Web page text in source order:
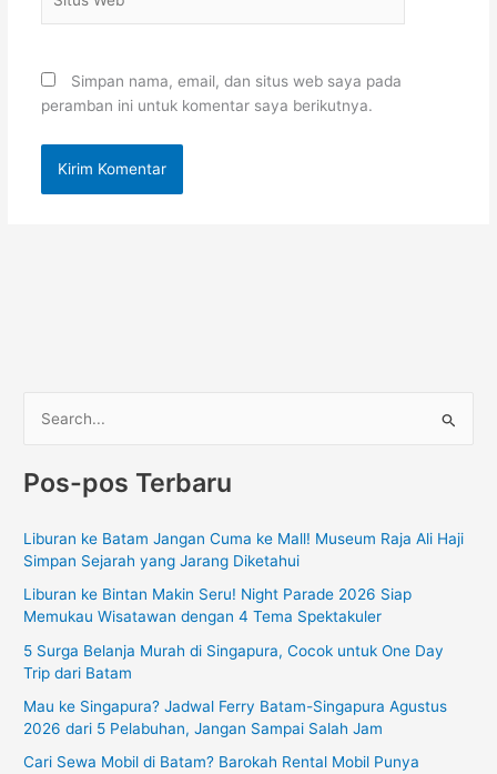
Web
Simpan nama, email, dan situs web saya pada
peramban ini untuk komentar saya berikutnya.
r
u
n
t
Pos-pos Terbaru
Liburan ke Batam Jangan Cuma ke Mall! Museum Raja Ali Haji
Simpan Sejarah yang Jarang Diketahui
Liburan ke Bintan Makin Seru! Night Parade 2026 Siap
Memukau Wisatawan dengan 4 Tema Spektakuler
5 Surga Belanja Murah di Singapura, Cocok untuk One Day
Trip dari Batam
Mau ke Singapura? Jadwal Ferry Batam-Singapura Agustus
2026 dari 5 Pelabuhan, Jangan Sampai Salah Jam
Cari Sewa Mobil di Batam? Barokah Rental Mobil Punya